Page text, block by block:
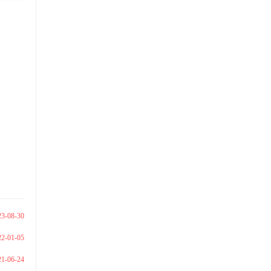
08-30
01-05
06-24